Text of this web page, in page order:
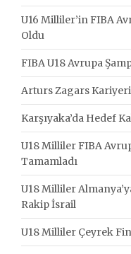
U16 Milliler’in FIBA
Oldu
FIBA U18 Avrupa
Arturs Zagars
Karşıyaka’da Hedef
U18 Milliler FIBA
Tamamladı
U18 Milliler
Rakip İsrail
U18 Milliler Çeyrek